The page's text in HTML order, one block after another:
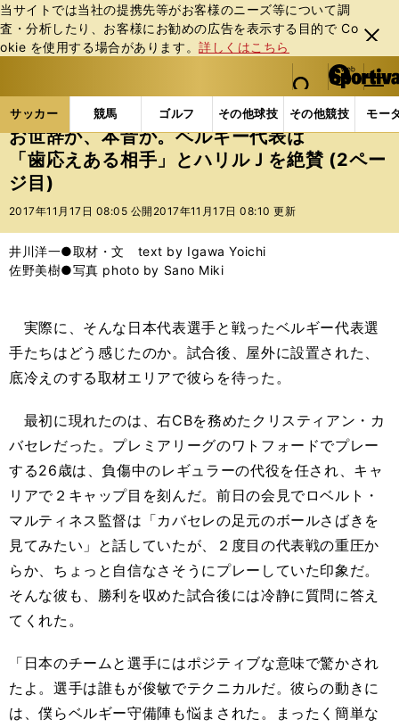
当サイトでは当社の提携先等がお客様のニーズ等について調
査・分析したり、お客様にお勧めの広告を表⽰する⽬的で Co
okie を使⽤する場合があります。詳しくはこちら
閉じ
る
web Sportiva (webスポルティーバ)
検索
マイペ
ー
ジ
メニュ
サッカー 競馬 ゴルフ その他球技 その他競技 モー
ス
ポ
ル
テ
ー
バ
サッカーの記事一覧 サッカー代表 日本代表 お
お世辞か、本音か。ベルギー代表は
「歯応えある相手」とハリルＪを絶賛 (2ペー
ジ目)
2017年11月17日 08:05 公開 2017年11月17日 08:10 更新
井川洋一●取材・文 text by Igawa Yoichi
佐野美樹●写真 photo by Sano Miki
実際に、そんな日本代表選手と戦ったベルギー代表選
手たちはどう感じたのか。試合後、屋外に設置された、
底冷えのする取材エリアで彼らを待った。
最初に現れたのは、右CBを務めたクリスティアン・カ
バセレだった。プレミアリーグのワトフォードでプレー
する26歳は、負傷中のレギュラーの代役を任され、キャ
リアで２キャップ目を刻んだ。前日の会見でロベルト・
マルティネス監督は「カバセレの足元のボールさばきを
見てみたい」と話していたが、２度目の代表戦の重圧か
らか、ちょっと自信なさそうにプレーしていた印象だ。
そんな彼も、勝利を収めた試合後には冷静に質問に答え
てくれた。
「日本のチームと選手にはポジティブな意味で驚かされ
たよ。選手は誰もが俊敏でテクニカルだ。彼らの動きに
は、僕らベルギー守備陣も悩まされた。まったく簡単な